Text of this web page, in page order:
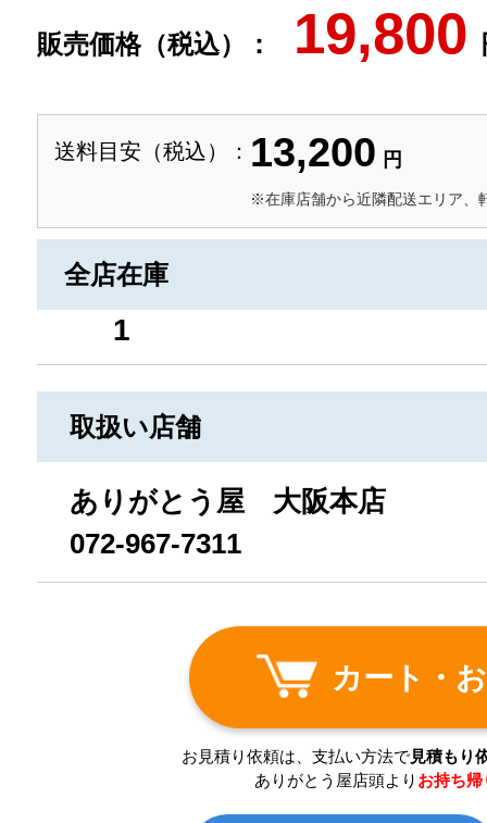
販売価格（税込）： 19,800
送料目安（税込）： 13,200 円
※在庫店舗から近隣配送エリア、
全店在庫
1
取扱い店舗
ありがとう屋 大阪本店
072-967-7311
カート・
お見積り依頼は、支払い方法で見積もり
ありがとう屋店頭より お持ち帰